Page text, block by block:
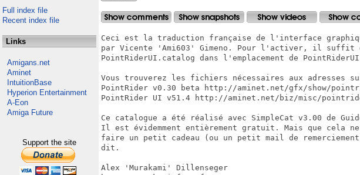
Full index file
Recent index file
Links
Amigans.net
Aminet
IntuitionBase
Hyperion Entertainment
A-Eon
Amiga Future
Support the site
Ceci est la traduction française de l'interface
par Vicente 'Ami603' Gimeno. Pour l'activer, il
PointRiderUI.catalog dans l'emplacement de
Vous trouverez les fichiers nécessaires aux adresses
PointRider v0.30 beta http://aminet.net/gfx/show/
PointRider UI v51.4 http://aminet.net/biz/misc/
Ce catalogue a été réalisé avec SimpleCat v3.00 de Guido
Il est évidemment entièrement gratuit. Mais que cela ne
faire un petit cadeau (ou un petit mail de
dit.
Alex 'Murakami' Dillenseger